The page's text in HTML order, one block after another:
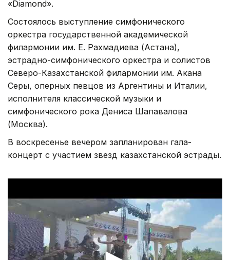
«Diamond».
Состоялось выступление симфонического
оркестра государственной академической
филармонии им. Е. Рахмадиева (Астана),
эстрадно-симфонического оркестра и солистов
Северо-Казахстанской филармонии им. Акана
Серы, оперных певцов из Аргентины и Италии,
исполнителя классической музыки и
симфонического рока Дениса Шапавалова
(Москва).
В воскресенье вечером запланирован гала-
концерт с участием звезд казахстанской эстрады.